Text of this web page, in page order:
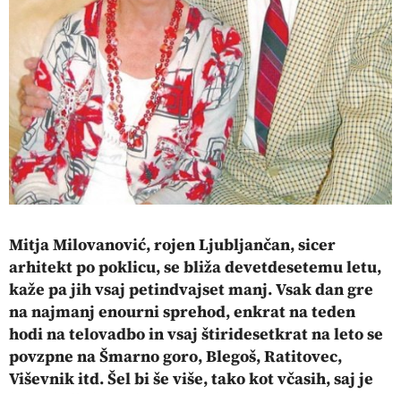
Mitja Milovanović, rojen Ljubljančan, sicer
arhitekt po poklicu, se bliža devetdesetemu letu,
kaže pa jih vsaj petindvajset manj. Vsak dan gre
na najmanj enourni sprehod, enkrat na teden
hodi na telovadbo in vsaj štiridesetkrat na leto se
povzpne na Šmarno goro, Blegoš, Ratitovec,
Viševnik itd. Šel bi še više, tako kot včasih, saj je